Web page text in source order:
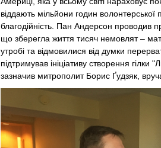
віддають мільйони годин волонтерської
благодійність. Пан Андерсон проводив
що зберегла життя тисяч немовлят –
утробі та відмовилися від думки
підтримував ініціативу створення гілки
зазначив митрополит Борис Ґудзяк,